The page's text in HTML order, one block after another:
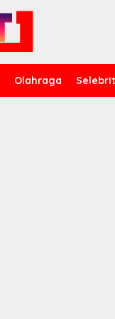
Olahraga